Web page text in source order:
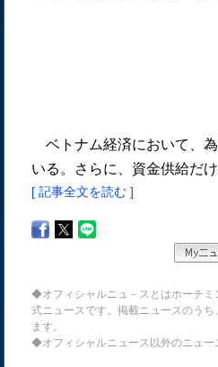
ベトナム経済において、
いる。さらに、資金供給だ
[ 記事全文を読む ]
◆オフィシャルニュ－スとはホーチミ
式ニュースです。掲載ニュースのう
ます。
◆オフィシャルニュース以外のニュー